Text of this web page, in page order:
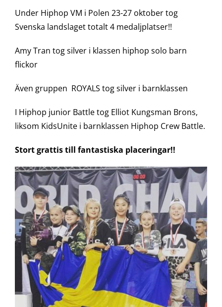
Under Hiphop VM i Polen 23-27 oktober tog
Svenska landslaget totalt 4 medaljplatser!!
Amy Tran tog silver i klassen hiphop solo barn
flickor
Även gruppen ROYALS tog silver i barnklassen
I Hiphop junior Battle tog Elliot Kungsman Brons,
liksom KidsUnite i barnklassen Hiphop Crew Battle.
Stort grattis till fantastiska placeringar!!